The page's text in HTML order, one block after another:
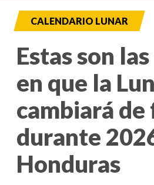
CALENDARIO LUNAR
Estas son
en que la
cambiará de
durante
Honduras